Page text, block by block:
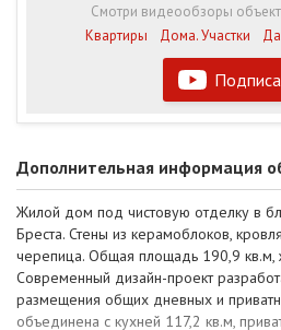
Смотри видеообзоры
Квартиры
Дома. Участки
Дополнительная информация
Жилой дом под чистовую отделку в
Бреста. Стены из керамоблоков,
черепица. Общая площадь 190,9 кв.м,
Современный дизайн-проект
размещения общих дневных и
объединена с кухней 117,2 кв.м,